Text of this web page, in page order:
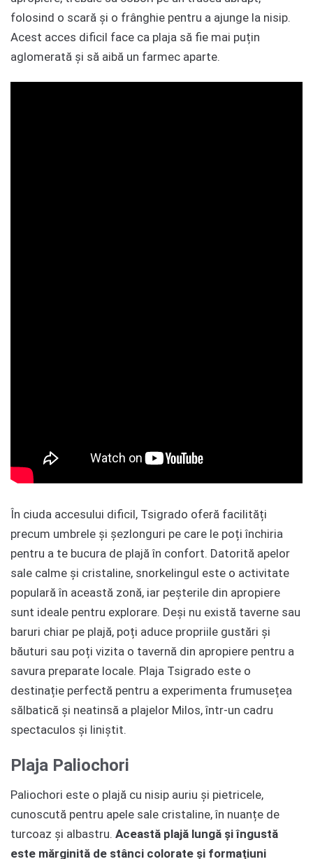
folosind o scară și o frânghie pentru a ajunge la nisip.
Acest acces dificil face ca plaja să fie mai puțin
aglomerată și să aibă un farmec aparte.
În ciuda accesului dificil, Tsigrado oferă facilități
precum umbrele și șezlonguri pe care le poți închiria
pentru a te bucura de plajă în confort. Datorită apelor
sale calme și cristaline, snorkelingul este o activitate
populară în această zonă, iar peșterile din apropiere
sunt ideale pentru explorare. Deși nu există taverne sau
baruri chiar pe plajă, poți aduce propriile gustări și
băuturi sau poți vizita o tavernă din apropiere pentru a
savura preparate locale. Plaja Tsigrado este o
destinație perfectă pentru a experimenta frumusețea
sălbatică și neatinsă a plajelor Milos, într-un cadru
spectaculos și liniștit.
Plaja Paliochori
Paliochori este o plajă cu nisip auriu și pietricele,
cunoscută pentru apele sale cristaline, în nuanțe de
turcoaz și albastru. Această plajă lungă și îngustă
este mărginită de stânci colorate și formațiuni